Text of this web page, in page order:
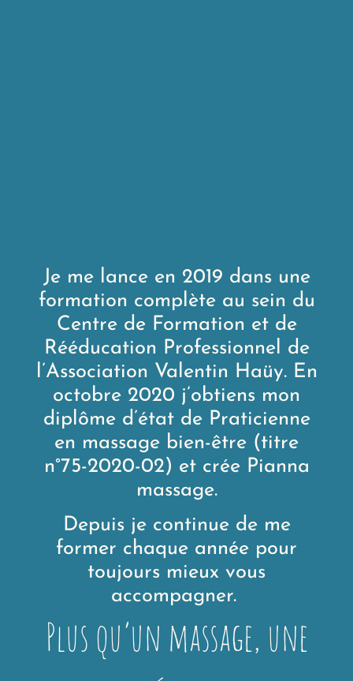
Je me lance en 2019 dans une
formation complète au sein du
Centre de Formation et de
Rééducation Professionnel de
l’Association Valentin Haüy. En
octobre 2020 j’obtiens mon
diplôme d’état de Praticienne
en massage bien-être (titre
n°75-2020-02) et crée Pianna
massage.
Depuis je continue de me
former chaque année pour
toujours mieux vous
accompagner.
Plus qu’un massage, une